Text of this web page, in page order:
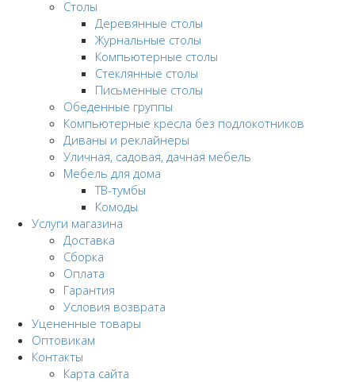
Столы
Деревянные столы
Журнальные столы
Компьютерные столы
Стеклянные столы
Письменные столы
Обеденные группы
Компьютерные кресла без подлокотников
Диваны и реклайнеры
Уличная, садовая, дачная мебель
Мебель для дома
ТВ-тумбы
Комоды
Услуги магазина
Доставка
Сборка
Оплата
Гарантия
Условия возврата
Уцененные товары
Оптовикам
Контакты
Карта сайта